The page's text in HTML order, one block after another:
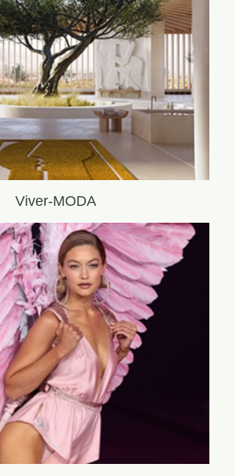
Viver-MODA